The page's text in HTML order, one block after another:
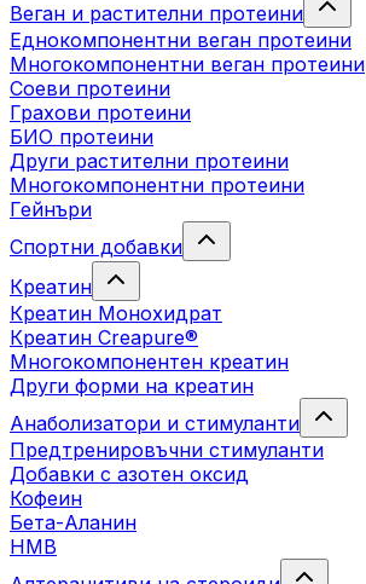
Веган и растителни протеини
Еднокомпонентни веган протеини
Многокомпонентни веган протеини
Соеви протеини
Грахови протеини
БИО протеини
Други растителни протеини
Многокомпонентни протеини
Гейнъри
Спортни добавки
Креатин
Креатин Монохидрат
Креатин Creapure®
Многокомпонентен креатин
Други форми на креатин
Анаболизатори и стимуланти
Предтренировъчни стимуланти
Добавки с азотен оксид
Кофеин
Бета-Аланин
HMB